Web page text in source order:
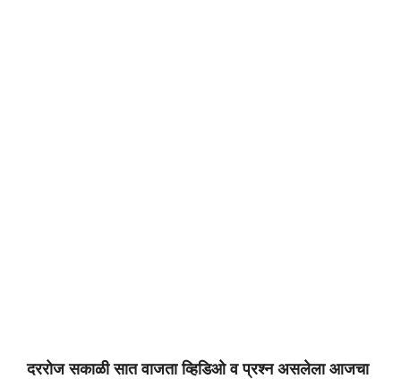
दररोज सकाळी सात वाजता व्हिडिओ व प्रश्न असलेला आजचा